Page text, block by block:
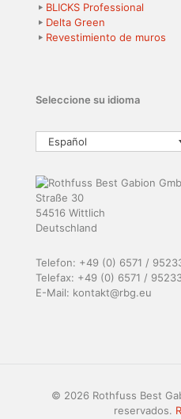
BLICKS Professional
Delta Green
Revestimiento de muros
Seleccione su idioma
Español
Straße 30
54516 Wittlich
Deutschland
Telefon: +49 (0) 6571 /
Telefax: +49 (0) 6571 /
E-Mail: kontakt@rbg.eu
© 2026 Rothfuss Best
reservados.